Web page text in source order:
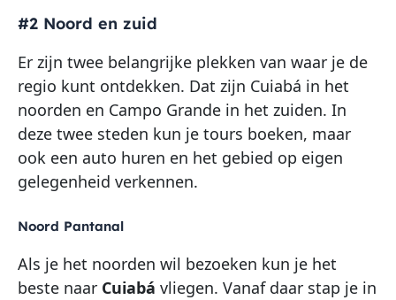
#2 Noord en zuid
Er zijn twee belangrijke plekken van waar je de
regio kunt ontdekken. Dat zijn Cuiabá in het
noorden en Campo Grande in het zuiden. In
deze twee steden kun je tours boeken, maar
ook een auto huren en het gebied op eigen
gelegenheid verkennen.
Noord Pantanal
Als je het noorden wil bezoeken kun je het
beste naar Cuiabá vliegen. Vanaf daar stap je in